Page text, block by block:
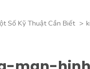
Số Kỹ Thuật Cần Biết >